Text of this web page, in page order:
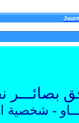
بصائـــر
- شخصية